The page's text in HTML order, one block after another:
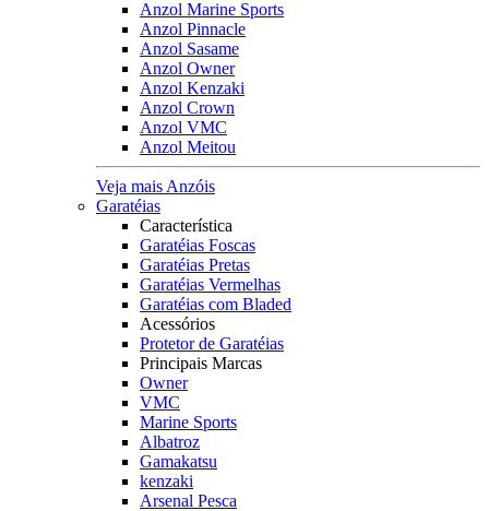
Anzol Marine Sports
Anzol Pinnacle
Anzol Sasame
Anzol Owner
Anzol Kenzaki
Anzol Crown
Anzol VMC
Anzol Meitou
Veja mais Anzóis
Garatéias
Característica
Garatéias Foscas
Garatéias Pretas
Garatéias Vermelhas
Garatéias com Bladed
Acessórios
Protetor de Garatéias
Principais Marcas
Owner
VMC
Marine Sports
Albatroz
Gamakatsu
kenzaki
Arsenal Pesca